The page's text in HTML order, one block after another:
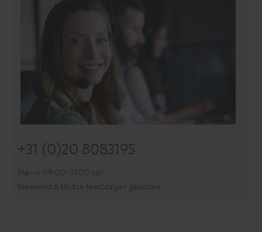
+31 (0)20 8083195
Ma–vr 09:00–17:00 uur
Weekend & Duitse feestdagen gesloten